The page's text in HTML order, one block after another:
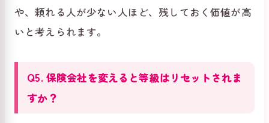
や、頼れる人が少ない人ほど、残しておく価値が高
いと考えられます。
Q5. 保険会社を変えると等級はリセットされま
すか？